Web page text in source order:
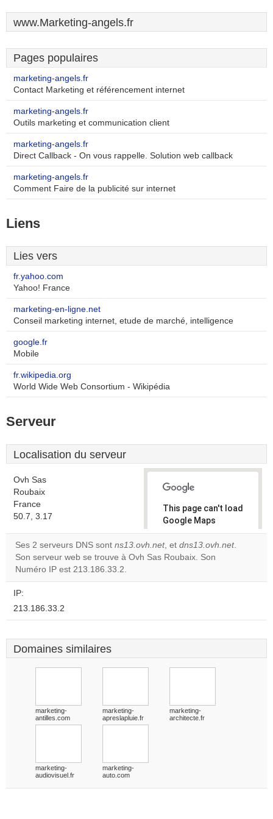
www.Marketing-angels.fr
Pages populaires
marketing-angels.fr
Contact Marketing et référencement internet
marketing-angels.fr
Outils marketing et communication client
marketing-angels.fr
Direct Callback - On vous rappelle. Solution web callback
marketing-angels.fr
Comment Faire de la publicité sur internet
Liens
Lies vers
fr.yahoo.com
Yahoo! France
marketing-en-ligne.net
Conseil marketing internet, etude de marché, intelligence
google.fr
Mobile
fr.wikipedia.org
World Wide Web Consortium - Wikipédia
Serveur
Localisation du serveur
Ovh Sas
Roubaix
France
50.7, 3.17
This page can't load
Google Maps
correctly.
Do you
Ses 2 serveurs DNS sont ns13.ovh.net, et dns13.ovh.net.
Son serveur web se trouve à Ovh Sas Roubaix. Son
Numéro IP est 213.186.33.2.
IP:
213.186.33.2
Domaines similaires
marketing-
antilles.com
marketing-
apreslapluie.fr
marketing-
architecte.fr
marketing-
audiovisuel.fr
marketing-
auto.com